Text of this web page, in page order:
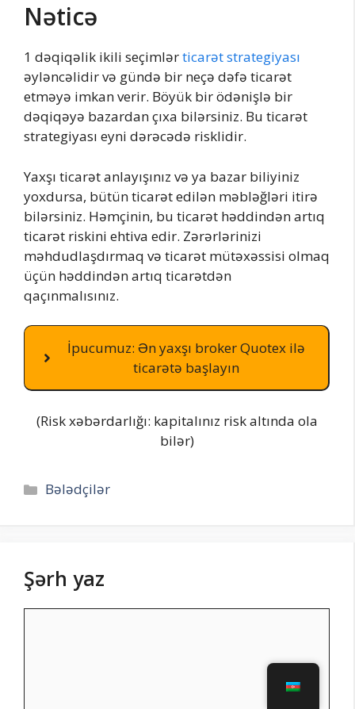
Nəticə
1 dəqiqəlik ikili seçimlərticarət strategiyası
əyləncəlidir və gündə bir neçə dəfə ticarət
etməyə imkan verir. Böyük bir ödənişlə bir
dəqiqəyə bazardan çıxa bilərsiniz. Bu ticarət
strategiyası eyni dərəcədə risklidir.
Yaxşı ticarət anlayışınız və ya bazar biliyiniz
yoxdursa, bütün ticarət edilən məbləğləri itirə
bilərsiniz. Həmçinin, bu ticarət həddindən artıq
ticarət riskini ehtiva edir. Zərərlərinizi
məhdudlaşdırmaq və ticarət mütəxəssisi olmaq
üçün həddindən artıq ticarətdən
qaçınmalısınız.
İpucumuz: Ən yaxşı broker Quotex ilə
ticarətə başlayın
(Risk xəbərdarlığı: kapitalınız risk altında ola
bilər)
Kateqoriyalar
Bələdçilər
Şərh yaz